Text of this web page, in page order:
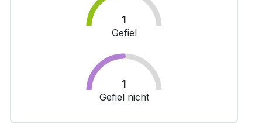
1
Gefiel
1
Gefiel nicht